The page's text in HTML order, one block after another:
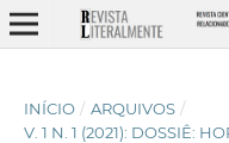
INÍCIO / ARQUIVOS /
V. 1 N. 1 (2021): DOSSIÊ: